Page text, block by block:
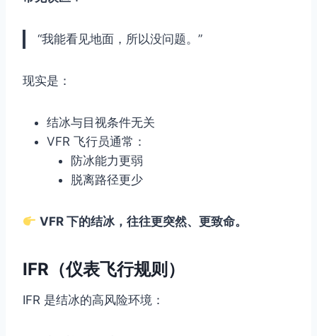
“我能看见地面，所以没问题。”
现实是：
结冰与目视条件无关
VFR 飞行员通常：
防冰能力更弱
脱离路径更少
VFR 下的结冰，往往更突然、更致命。
IFR（仪表飞行规则）
IFR 是结冰的高风险环境：